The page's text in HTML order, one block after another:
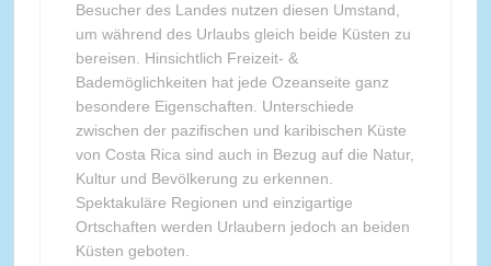
Besucher des Landes nutzen diesen Umstand,
um während des Urlaubs gleich beide Küsten zu
bereisen. Hinsichtlich Freizeit- &
Bademöglichkeiten hat jede Ozeanseite ganz
besondere Eigenschaften. Unterschiede
zwischen der pazifischen und karibischen Küste
von Costa Rica sind auch in Bezug auf die Natur,
Kultur und Bevölkerung zu erkennen.
Spektakuläre Regionen und einzigartige
Ortschaften werden Urlaubern jedoch an beiden
Küsten geboten.